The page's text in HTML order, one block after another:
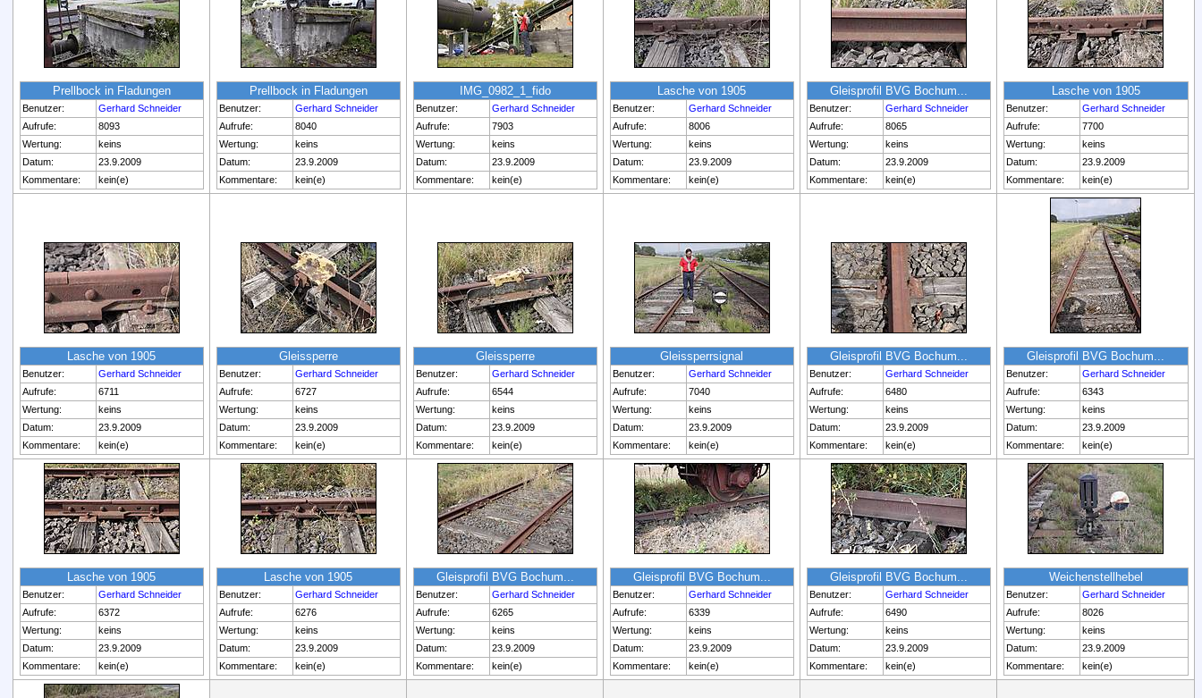
Prellbock in Fladungen
Benutzer:
Gerhard Schneider
Aufrufe:
8093
Wertung:
keins
Datum:
23.9.2009
Kommentare:
kein(e)
Prellbock in Fladungen
Benutzer:
Gerhard Schneider
Aufrufe:
8040
Wertung:
keins
Datum:
23.9.2009
Kommentare:
kein(e)
IMG_0982_1_fido
Benutzer:
Gerhard Schneider
Aufrufe:
7903
Wertung:
keins
Datum:
23.9.2009
Kommentare:
kein(e)
Lasche von 1905
Benutzer:
Gerhard Schneider
Aufrufe:
8006
Wertung:
keins
Datum:
23.9.2009
Kommentare:
kein(e)
Gleisprofil BVG Bochum...
Benutzer:
Gerhard Schneider
Aufrufe:
8065
Wertung:
keins
Datum:
23.9.2009
Kommentare:
kein(e)
Lasche von 1905
Benutzer:
Gerhard Schneider
Aufrufe:
7700
Wertung:
keins
Datum:
23.9.2009
Kommentare:
kein(e)
Lasche von 1905
Benutzer:
Gerhard Schneider
Aufrufe:
6711
Wertung:
keins
Datum:
23.9.2009
Kommentare:
kein(e)
Gleissperre
Benutzer:
Gerhard Schneider
Aufrufe:
6727
Wertung:
keins
Datum:
23.9.2009
Kommentare:
kein(e)
Gleissperre
Benutzer:
Gerhard Schneider
Aufrufe:
6544
Wertung:
keins
Datum:
23.9.2009
Kommentare:
kein(e)
Gleissperrsignal
Benutzer:
Gerhard Schneider
Aufrufe:
7040
Wertung:
keins
Datum:
23.9.2009
Kommentare:
kein(e)
Gleisprofil BVG Bochum...
Benutzer:
Gerhard Schneider
Aufrufe:
6480
Wertung:
keins
Datum:
23.9.2009
Kommentare:
kein(e)
Gleisprofil BVG Bochum...
Benutzer:
Gerhard Schneider
Aufrufe:
6343
Wertung:
keins
Datum:
23.9.2009
Kommentare:
kein(e)
Lasche von 1905
Benutzer:
Gerhard Schneider
Aufrufe:
6372
Wertung:
keins
Datum:
23.9.2009
Kommentare:
kein(e)
Lasche von 1905
Benutzer:
Gerhard Schneider
Aufrufe:
6276
Wertung:
keins
Datum:
23.9.2009
Kommentare:
kein(e)
Gleisprofil BVG Bochum...
Benutzer:
Gerhard Schneider
Aufrufe:
6265
Wertung:
keins
Datum:
23.9.2009
Kommentare:
kein(e)
Gleisprofil BVG Bochum...
Benutzer:
Gerhard Schneider
Aufrufe:
6339
Wertung:
keins
Datum:
23.9.2009
Kommentare:
kein(e)
Gleisprofil BVG Bochum...
Benutzer:
Gerhard Schneider
Aufrufe:
6490
Wertung:
keins
Datum:
23.9.2009
Kommentare:
kein(e)
Weichenstellhebel
Benutzer:
Gerhard Schneider
Aufrufe:
8026
Wertung:
keins
Datum:
23.9.2009
Kommentare:
kein(e)